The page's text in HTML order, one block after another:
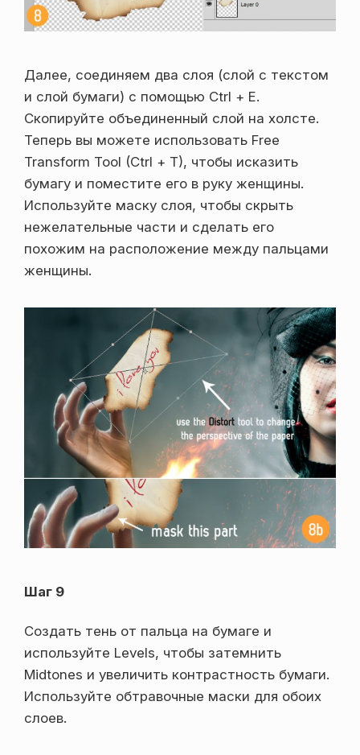
Далее, соединяем два слоя (слой с текстом
и слой бумаги) с помощью Ctrl + E.
Скопируйте объединенный слой на холсте.
Теперь вы можете использовать Free
Transform Tool (Ctrl + T), чтобы исказить
бумагу и поместите его в руку женщины.
Используйте маску слоя, чтобы скрыть
нежелательные части и сделать его
похожим на расположение между пальцами
женщины.
Шаг 9
Создать тень от пальца на бумаге и
используйте Levels, чтобы затемнить
Midtones и увеличить контрастность бумаги.
Используйте обтравочные маски для обоих
слоев.